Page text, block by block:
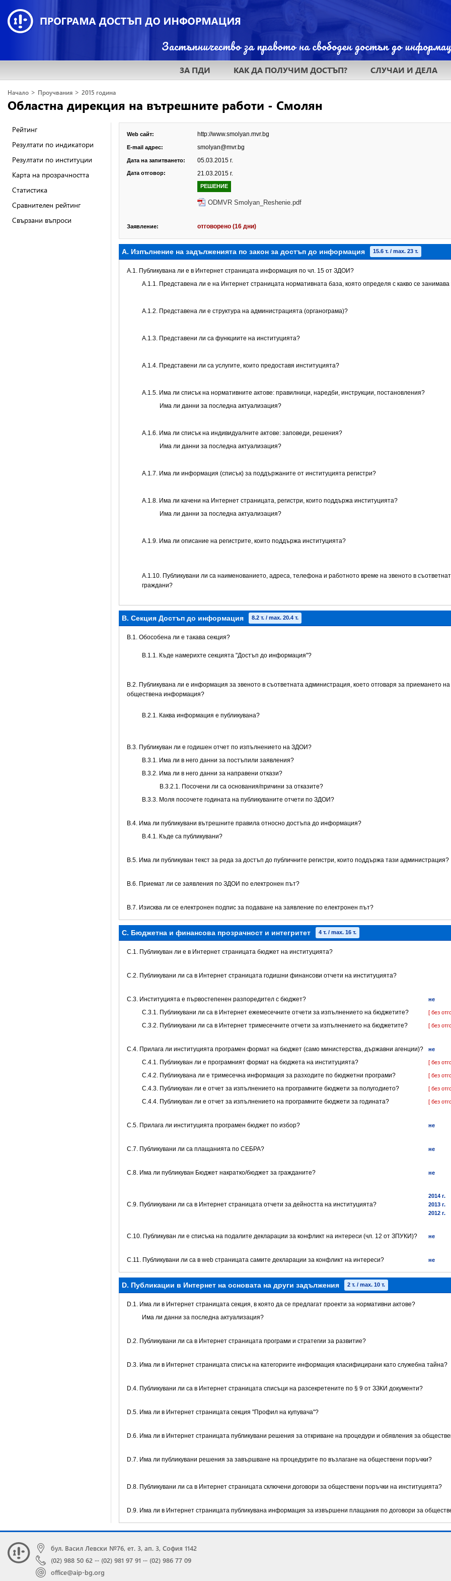
ЗА ПДИ КАК ДА ПОЛУЧИМ ДОСТЪП? СЛУЧАИ И ДЕЛА
Начало > Проучвания > 2015 година
Областна дирекция на вътрешните работи - Смолян
Рейтинг
Резултати по индикатори
Резултати по институции
Карта на прозрачността
Статистика
Сравнителен рейтинг
Свързани въпроси
Web сайт: http://www.smolyan.mvr.bg
E-mail адрес: smolyan@mvr.bg
Дата на запитването: 05.03.2015 г.
Дата отговор: 21.03.2015 г.
РЕШЕНИЕ
ODMVR Smolyan_Reshenie.pdf
Заявление: отговорено (16 дни)
А. Изпълнение на задълженията по закон за достъп до информация 15.6 т. / max. 23 т.
A.1. Публикувана ли е в Интернет страницата информация по чл. 15 от ЗДОИ?
A.1.1. Представена ли е на Интернет страницата нормативната база, която определя с какво се занимава
A.1.2. Представена ли е структура на администрацията (органограма)?
А.1.3. Представени ли са функциите на институцията?
А.1.4. Представени ли са услугите, които предоставя институцията?
А.1.5. Има ли списък на нормативните актове: правилници, наредби, инструкции, постановления?
Има ли данни за последна актуализация?
А.1.6. Има ли списък на индивидуалните актове: заповеди, решения?
Има ли данни за последна актуализация?
А.1.7. Има ли информация (списък) за поддържаните от институцията регистри?
А.1.8. Има ли качени на Интернет страницата, регистри, които поддържа институцията?
Има ли данни за последна актуализация?
А.1.9. Има ли описание на регистрите, които поддържа институцията?
А.1.10. Публикувани ли са наименованието, адреса, телефона и работното време на звеното в
граждани?
B. Секция Достъп до информация 8.2 т. / max. 20.4 т.
В.1. Обособена ли е такава секция?
В.1.1. Къде намерихте секцията "Достъп до информация"?
В.2. Публикувана ли е информация за звеното в съответната администрация, което отговаря за приемането
обществена информация?
B.2.1. Каква информация е публикувана?
В.3. Публикуван ли е годишен отчет по изпълнението на ЗДОИ?
В.3.1. Има ли в него данни за постъпили заявления?
В.3.2. Има ли в него данни за направени откази?
В.3.2.1. Посочени ли са основания/причини за отказите?
В.3.3. Моля посочете годината на публикуваните отчети по ЗДОИ?
В.4. Има ли публикувани вътрешните правила относно достъпа до информация?
В.4.1. Къде са публикувани?
В.5. Има ли публикуван текст за реда за достъп до публичните регистри, които поддържа тази администрация?
В.6. Приемат ли се заявления по ЗДОИ по електронен път?
В.7. Изисква ли се електронен подпис за подаване на заявление по електронен път?
C. Бюджетна и финансова прозрачност и интегритет 4 т. / max. 16 т.
C.1. Публикуван ли е в Интернет страницата бюджет на институцията?
C.2. Публикувани ли са в Интернет страницата годишни финансови отчети на институцията?
C.3. Институцията е първостепенен разпоредител с бюджет? не
С.3.1. Публикувани ли са в Интернет ежемесечните отчети за изпълнението на бюджетите? [ без
С.3.2. Публикувани ли са в Интернет тримесечните отчети за изпълнението на бюджетите? [ без
С.4. Прилага ли институцията програмен формат на бюджет (само министерства, държавни агенции)? не
С.4.1. Публикуван ли е програмният формат на бюджета на институцията? [ без
С.4.2. Публикувана ли е тримесечна информация за разходите по бюджетни програми? [ без
С.4.3. Публикуван ли е отчет за изпълнението на програмните бюджети за полугодието? [ без
С.4.4. Публикуван ли е отчет за изпълнението на програмните бюджети за годината? [ без
С.5. Прилага ли институцията програмен бюджет по избор? не
С.7. Публикувани ли са плащанията по СЕБРА? не
С.8. Има ли публикуван Бюджет накратко/бюджет за гражданите? не
C.9. Публикувани ли са в Интернет страницата отчети за дейността на институцията?
2014 г.
2013 г.
2012 г.
C.10. Публикуван ли е списъка на подалите декларации за конфликт на интереси (чл. 12 от ЗПУКИ)? не
C.11. Публикувани ли са в web страницата самите декларации за конфликт на интереси? не
D. Публикации в Интернет на основата на други задължения 2 т. / max. 10 т.
D.1. Има ли в Интернет страницата секция, в която да се предлагат проекти за нормативни актове?
Има ли данни за последна актуализация?
D.2. Публикувани ли са в Интернет страницата програми и стратегии за развитие?
D.3. Има ли в Интернет страницата списък на категориите информация класифицирани като служебна тайна?
D.4. Публикувани ли са в Интернет страницата списъци на разсекретените по § 9 от ЗЗКИ документи?
D.5. Има ли в Интернет страницата секция "Профил на купувача"?
D.6. Има ли в Интернет страницата публикувани решения за откриване на процедури и обявления за
D.7. Има ли публикувани решения за завършване на процедурите по възлагане на обществени поръчки?
D.8. Публикувани ли са в Интернет страницата сключени договори за обществени поръчки на институцията?
D.9. Има ли в Интернет страницата публикувана информация за извършени плащания по договори за
бул. Васил Левски №76, ет. 3, ап. 3, София 1142
(02) 988 50 62 ··· (02) 981 97 91 ··· (02) 986 77 09
office@aip-bg.org